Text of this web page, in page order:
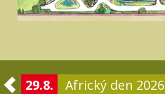
29.8. Africký den 2026